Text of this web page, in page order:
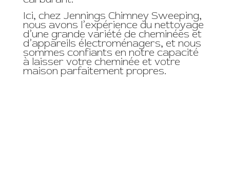
Ici, chez Jennings Chimney Sweeping,
nous avons l’expérience du nettoyage
d’une grande variété de cheminées et
d’appareils électroménagers, et nous
sommes confiants en notre capacité
à laisser votre cheminée et votre
maison parfaitement propres.